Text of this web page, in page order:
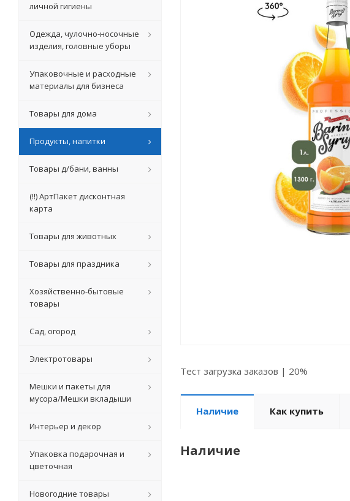
Тест загрузка заказов | 20%
Наличие Как купить
Наличие
личной гигиены
Одежда, чулочно-носочные
изделия, головные уборы
Упаковочные и расходные
материалы для бизнеса
Товары для дома
Продукты, напитки
Товары д/бани, ванны
(!!) АртПакет дисконтная
карта
Товары для животных
Товары для праздника
Хозяйственно-бытовые
товары
Сад, огород
Электротовары
Мешки и пакеты для
мусора/Мешки вкладыши
Интерьер и декор
Упаковка подарочная и
цветочная
Новогодние товары